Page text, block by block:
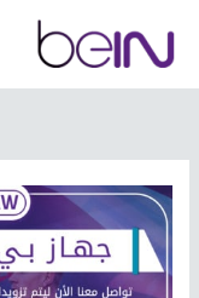
المحتوى